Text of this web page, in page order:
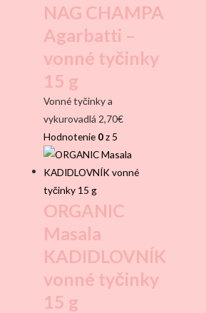
NAG CHAMPA
Agarbatti –
vonné tyčinky
15 g
Vonné tyčinky a
vykurovadlá 2,70€
Hodnotenie 0z 5
ORGANIC
Masala
KADIDLOVNÍK
vonné tyčinky
15 g